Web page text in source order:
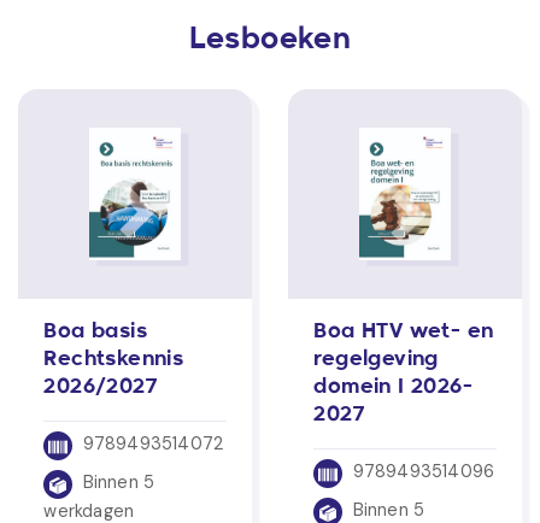
Lesboeken
Boa basis
Rechtskennis
2026/2027
9789493514072
Binnen 5
werkdagen
Boa HTV wet- en
regelgeving
domein I 2026-
2027
9789493514096
Binnen 5